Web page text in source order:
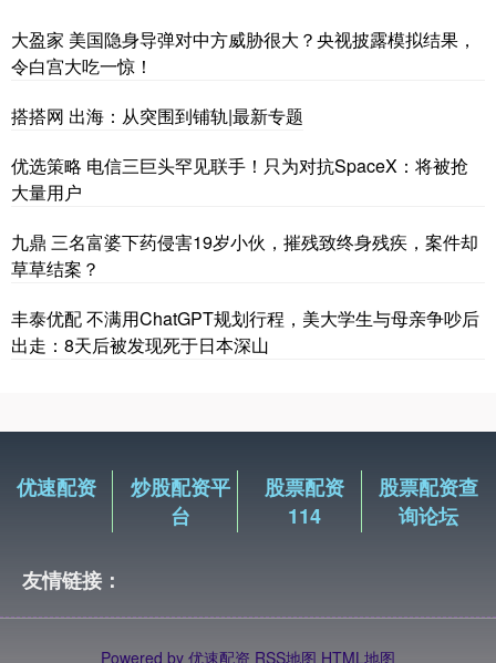
大盈家 美国隐身导弹对中方威胁很大？央视披露模拟结果，
令白宫大吃一惊！
搭搭网 出海：从突围到铺轨|最新专题
优选策略 电信三巨头罕见联手！只为对抗SpaceX：将被抢
大量用户
九鼎 三名富婆下药侵害19岁小伙，摧残致终身残疾，案件却
草草结案？
丰泰优配 不满用ChatGPT规划行程，美大学生与母亲争吵后
出走：8天后被发现死于日本深山
优速配资
炒股配资平
台
股票配资
114
股票配资查
询论坛
友情链接：
Powered by 优速配资 RSS地图 HTML地图